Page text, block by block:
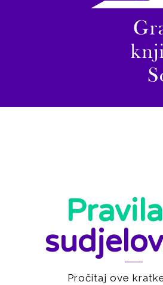
Pravila
Pročitaj ove